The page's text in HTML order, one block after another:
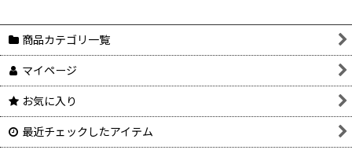
商品カテゴリ一覧
マイページ
お気に入り
最近チェックしたアイテム